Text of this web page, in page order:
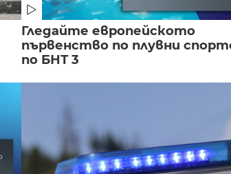
Гледайте европейското
първенство по плувни
по БНТ 3